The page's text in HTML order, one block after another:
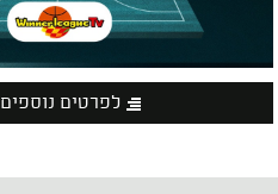
לפרטים נוספים